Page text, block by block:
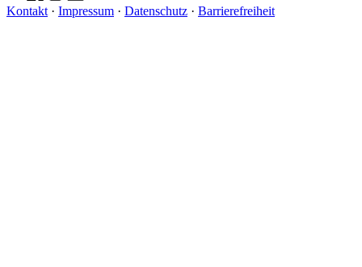
Kontakt · Impressum · Datenschutz · Barrierefreiheit